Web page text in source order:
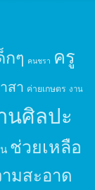
กๆ คนชรา ครู
สา ค่ายเกษตร งาน
นศิลปะ
ช่วยเหลือ
มสะอาด